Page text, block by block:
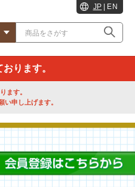
ります。
ます。
申し上げます。
JP EN